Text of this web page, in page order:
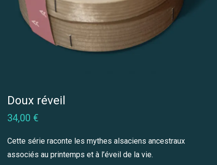
Doux réveil
34,00 €
Cette série raconte les mythes alsaciens ancestraux
associés au printemps et à l’éveil de la vie.